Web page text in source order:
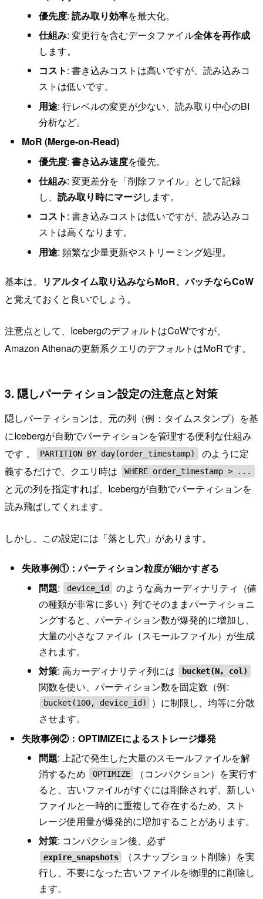
優先度: 読み取り効率を最大化。
仕組み: 変更行を含むデータファイル全体を再作成
します。
コスト: 書き込みコストは高いですが、読み込みコ
ストは低いです。
用途: 行レベルの変更が少ない、読み取り中心のBI
分析など。
MoR (Merge-on-Read)
優先度: 書き込み速度を優先。
仕組み: 変更差分を「削除ファイル」として記録
し、 読み取り時にマージします。
コスト: 書き込みコストは低いですが、読み込みコ
ストは高くなります。
用途: 頻繁な少量更新やストリーミング処理。
基本は、
リアルタイム取り込みならMoR、バッチならCoW
と覚えておくと良いでしょう。
注意点として、IcebergのデフォルトはCoWですが、
Amazon Athenaの更新系クエリのデフォルトはMoRです。
3. 隠しパーティション設定の注意点と対策
隠しパーティションは、元の列（例：タイムスタンプ）を基
にIcebergが自動でパーティションを管理する便利な仕組み
です 。
PARTITION BY day(order_timestamp)
のように定
義するだけで、クエリ時は
WHERE order_timestamp > ...
と元の列を指定すれば、Icebergが自動でパーティションを
読み飛ばしてくれます。
しかし、この設定には「落とし穴」があります。
失敗事例①：パーティション粒度が細かすぎる
問題: device_id
のような高カーディナリティ（値
の種類が非常に多い）列でそのままパーティショニ
ングすると、パーティション数が爆発的に増加し、
大量の小さなファイル（スモールファイル）が生成
されます。
対策: 高カーディナリティ列には bucket(N, col)
関数を使い、パーティション数を固定数（例:
bucket(100, device_id)
）に制限し、均等に分散
させます。
失敗事例②：OPTIMIZEによるストレージ爆発
問題: 上記で発生した大量のスモールファイルを解
消するため
OPTIMIZE
（コンパクション）を実行す
ると、古いファイルがすぐには削除されず、新しい
ファイルと一時的に重複して存在するため、スト
レージ使用量が爆発的に増加することがあります。
対策: コンパクション後、必ず
expire_snapshots
（スナップショット削除）を実
行し、不要になった古いファイルを物理的に削除し
ます。